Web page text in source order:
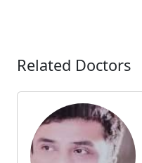
Related Doctors